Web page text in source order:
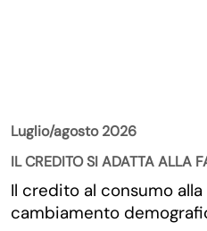
Luglio/agosto 2026
IL CREDITO SI ADATTA ALLA
Il credito al consumo
cambiamento